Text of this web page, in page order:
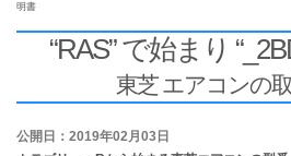
明書
“RAS” で始まり
東芝 エアコンの
公開日：2019年02月03日